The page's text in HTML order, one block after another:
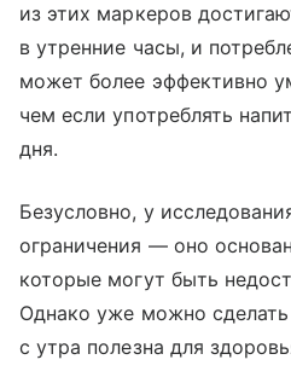
из этих маркеров
в утренние часы, и
может более эффективно
чем если употреблять
дня.
Безусловно, у
ограничения — оно
которые могут быть
Однако уже можно
с утра полезна для